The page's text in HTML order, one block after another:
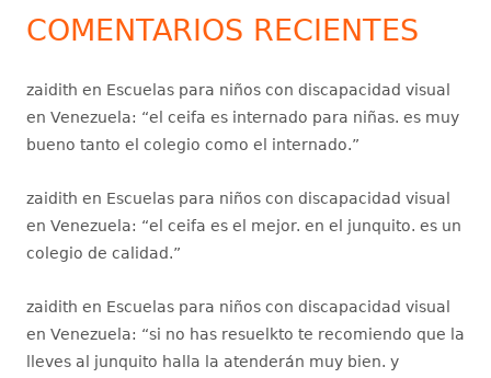
COMENTARIOS RECIENTES
zaidith en Escuelas para niños con discapacidad visual
en Venezuela: “el ceifa es internado para niñas. es muy
bueno tanto el colegio como el internado.”
zaidith en Escuelas para niños con discapacidad visual
en Venezuela: “el ceifa es el mejor. en el junquito. es un
colegio de calidad.”
zaidith en Escuelas para niños con discapacidad visual
en Venezuela: “si no has resuelkto te recomiendo que la
lleves al junquito halla la atenderán muy bien. y